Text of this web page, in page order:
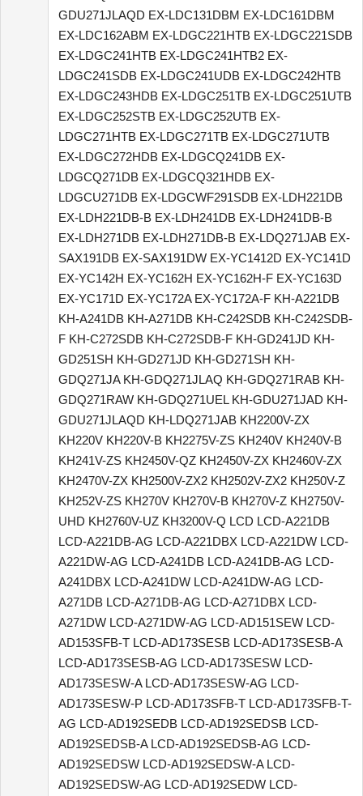
GDU271JLAQD EX-LDC131DBM EX-LDC161DBM
EX-LDC162ABM EX-LDGC221HTB EX-LDGC221SDB
EX-LDGC241HTB EX-LDGC241HTB2 EX-
LDGC241SDB EX-LDGC241UDB EX-LDGC242HTB
EX-LDGC243HDB EX-LDGC251TB EX-LDGC251UTB
EX-LDGC252STB EX-LDGC252UTB EX-
LDGC271HTB EX-LDGC271TB EX-LDGC271UTB
EX-LDGC272HDB EX-LDGCQ241DB EX-
LDGCQ271DB EX-LDGCQ321HDB EX-
LDGCU271DB EX-LDGCWF291SDB EX-LDH221DB
EX-LDH221DB-B EX-LDH241DB EX-LDH241DB-B
EX-LDH271DB EX-LDH271DB-B EX-LDQ271JAB EX-
SAX191DB EX-SAX191DW EX-YC1412D EX-YC141D
EX-YC142H EX-YC162H EX-YC162H-F EX-YC163D
EX-YC171D EX-YC172A EX-YC172A-F KH-A221DB
KH-A241DB KH-A271DB KH-C242SDB KH-C242SDB-
F KH-C272SDB KH-C272SDB-F KH-GD241JD KH-
GD251SH KH-GD271JD KH-GD271SH KH-
GDQ271JA KH-GDQ271JLAQ KH-GDQ271RAB KH-
GDQ271RAW KH-GDQ271UEL KH-GDU271JAD KH-
GDU271JLAQD KH-LDQ271JAB KH2200V-ZX
KH220V KH220V-B KH2275V-ZS KH240V KH240V-B
KH241V-ZS KH2450V-QZ KH2450V-ZX KH2460V-ZX
KH2470V-ZX KH2500V-ZX2 KH2502V-ZX2 KH250V-Z
KH252V-ZS KH270V KH270V-B KH270V-Z KH2750V-
UHD KH2760V-UZ KH3200V-Q LCD LCD-A221DB
LCD-A221DB-AG LCD-A221DBX LCD-A221DW LCD-
A221DW-AG LCD-A241DB LCD-A241DB-AG LCD-
A241DBX LCD-A241DW LCD-A241DW-AG LCD-
A271DB LCD-A271DB-AG LCD-A271DBX LCD-
A271DW LCD-A271DW-AG LCD-AD151SEW LCD-
AD153SFB-T LCD-AD173SESB LCD-AD173SESB-A
LCD-AD173SESB-AG LCD-AD173SESW LCD-
AD173SESW-A LCD-AD173SESW-AG LCD-
AD173SESW-P LCD-AD173SFB-T LCD-AD173SFB-T-
AG LCD-AD192SEDB LCD-AD192SEDSB LCD-
AD192SEDSB-A LCD-AD192SEDSB-AG LCD-
AD192SEDSW LCD-AD192SEDSW-A LCD-
AD192SEDSW-AG LCD-AD192SEDW LCD-